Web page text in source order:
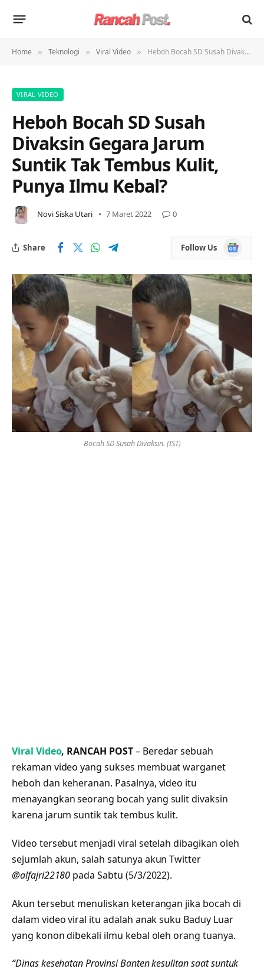
Home » Teknologi » Viral Video » Heboh Bocah SD Susah Divaksin Gegara Jarum Suntik Tak Tembus Kulit, Punya Ilmu Kebal?
VIRAL VIDEO
Heboh Bocah SD Susah
Divaksin Gegara Jarum
Suntik Tak Tembus Kulit,
Punya Ilmu Kebal?
Novi Siska Utari 7 Maret 2022 0
Share Follow Us
Google
News
Bocah SD Susah Divaksin. (IST)
Viral Video, RANCAH POST– Beredar sebuah
rekaman video yang sukses membuat warganet
heboh dan keheranan. Pasalnya, video itu
menayangkan seorang bocah yang sulit divaksin
karena jarum suntik tak tembus kulit.
Video tersebut menjadi viral setelah dibagikan oleh
sejumlah akun, salah satunya akun Twitter
@alfajri22180 pada Sabtu (5/3/2022).
Akun tersebut menuliskan keterangan jika bocah di
dalam video viral itu adalah anak suku Baduy Luar
yang konon dibekali ilmu kebal oleh orang tuanya.
“Dinas kesehatan Provinsi Banten kesulitan saat suntuk